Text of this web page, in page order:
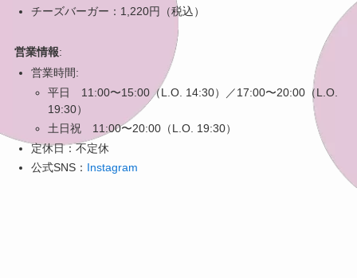
チーズバーガー：1,220円（税込）
営業情報:
営業時間:
平日 11:00〜15:00（L.O. 14:30）／17:00〜20:00（L.O.
19:30）
土日祝 11:00〜20:00（L.O. 19:30）
定休日：不定休
公式SNS： Instagram